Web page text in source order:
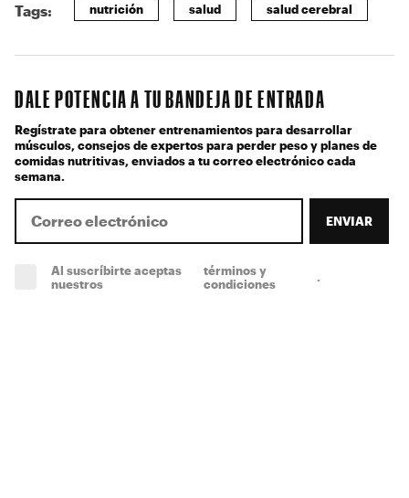
Tags: nutrición salud salud cerebral
DALE POTENCIA A TU BANDEJA DE ENTRADA
Regístrate para obtener entrenamientos para desarrollar
músculos, consejos de expertos para perder peso y planes de
comidas nutritivas, enviados a tu correo electrónico cada
semana.
ENVIAR
Al suscríbirte aceptas
nuestros
términos y
condiciones
.